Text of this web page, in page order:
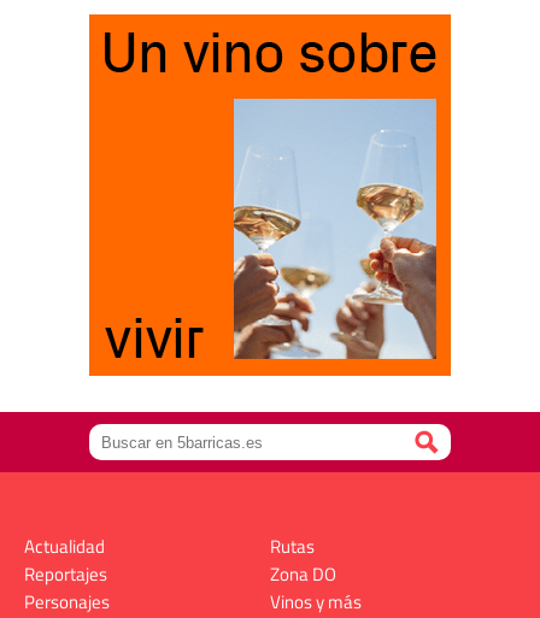
Actualidad
Reportajes
Personajes
Rutas
Zona DO
Vinos y más